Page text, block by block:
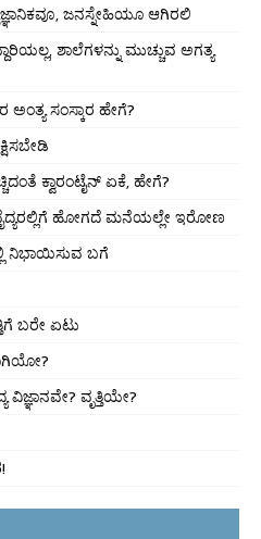
ಜನಸ್ನೇಹಿಯೂ ಆಗಿರಲಿ
ಶಾಲೆಗಳನ್ನು ಮುಚ್ಚುವ ಅಗತ್ಯ
ಸಂಸ್ಕಾರ ಹೇಗೆ?
ಕ್ವಾರಂಟೈನ್ ಏಕೆ, ಹೇಗೆ?
ಹೋಗದೆ ಮನೆಯಲ್ಲೇ ಇರೋಣ
ನಿಭಾಯಿಸುವ ಬಗೆ
ಬರೇ ಏಟು
ವಿಜ್ಞಾನವೇ? ವೃತ್ತಿಯೇ?